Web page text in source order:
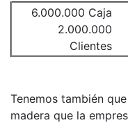
6.000.000 Caja
2.000.000
Clientes
Tenemos también
madera que la